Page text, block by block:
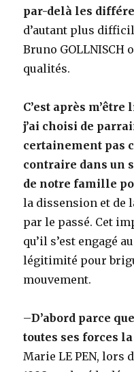
par-delà les
d’autant plus
Bruno GOLLNISCH
qualités.
C’est après
j’ai choisi de
certainement pas
contraire dans un
de notre famille
la dissension et de
par le passé. Cet
qu’il s’est engagé
légitimité pour
mouvement.
–D’abord parce
toutes ses forces
Marie LE PEN, lors